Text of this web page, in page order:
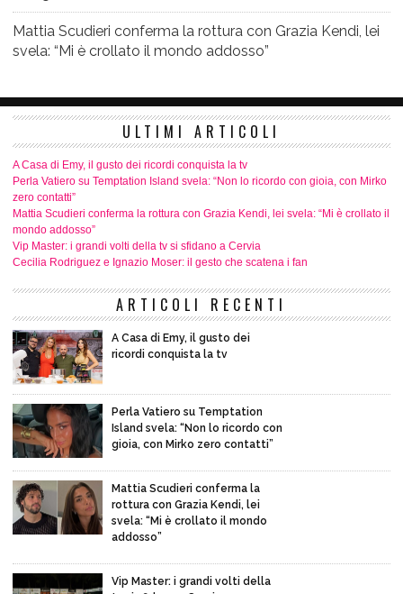
Mattia Scudieri conferma la rottura con Grazia Kendi, lei
svela: “Mi è crollato il mondo addosso”
ULTIMI ARTICOLI
A Casa di Emy, il gusto dei ricordi conquista la tv
Perla Vatiero su Temptation Island svela: “Non lo ricordo con gioia, con Mirko
zero contatti”
Mattia Scudieri conferma la rottura con Grazia Kendi, lei svela: “Mi è crollato il
mondo addosso”
Vip Master: i grandi volti della tv si sfidano a Cervia
Cecilia Rodriguez e Ignazio Moser: il gesto che scatena i fan
ARTICOLI RECENTI
A Casa di Emy, il gusto dei
ricordi conquista la tv
Perla Vatiero su Temptation
Island svela: “Non lo ricordo con
gioia, con Mirko zero contatti”
Mattia Scudieri conferma la
rottura con Grazia Kendi, lei
svela: “Mi è crollato il mondo
addosso”
Vip Master: i grandi volti della